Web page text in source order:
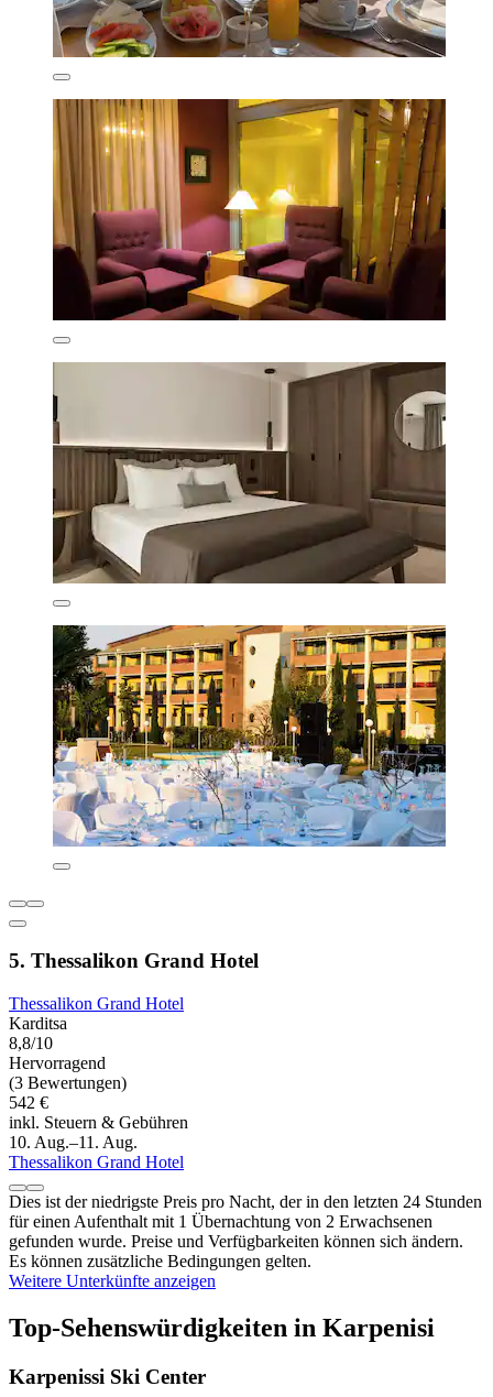
5. Thessalikon Grand Hotel
Thessalikon Grand Hotel
Karditsa
8,8/10
Hervorragend
(3 Bewertungen)
542 €
inkl. Steuern & Gebühren
10. Aug.–11. Aug.
Thessalikon Grand Hotel
Dies ist der niedrigste Preis pro Nacht, der in den letzten 24 Stunden
für einen Aufenthalt mit 1 Übernachtung von 2 Erwachsenen
gefunden wurde. Preise und Verfügbarkeiten können sich ändern.
Es können zusätzliche Bedingungen gelten.
Weitere Unterkünfte anzeigen
Top-Sehenswürdigkeiten in Karpenisi
Karpenissi Ski Center